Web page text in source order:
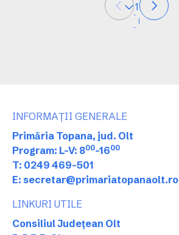
1
INFORMAȚII GENERALE
Primăria Topana, jud. Olt
Program: L-V: 800-1600
T: 0249 469-501
E: secretar@primariatopanaolt.ro
LINKURI UTILE
Consiliul Județean Olt